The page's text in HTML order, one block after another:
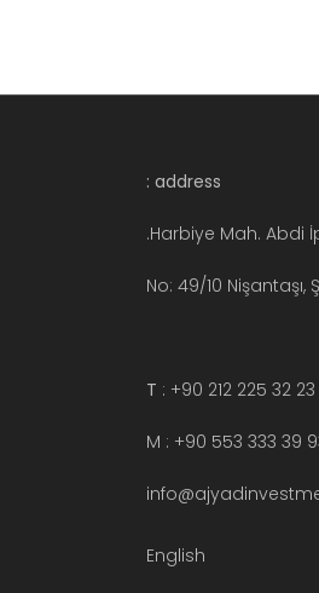
address :
Harbiye Mah. Abdi
No: 49/10 Nişantaşı,
T : +90 212 225 32 23
M : +90 553 333 39
English